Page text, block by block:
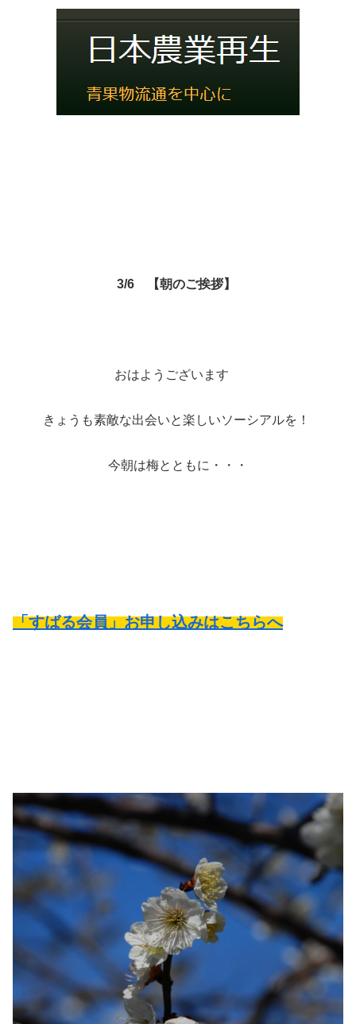
3/6 【朝のご挨拶】
おはようございます
きょうも素敵な出会いと楽しいソーシアルを！
今朝は梅とともに・・・
「すばる会員」お申し込みはこちらへ